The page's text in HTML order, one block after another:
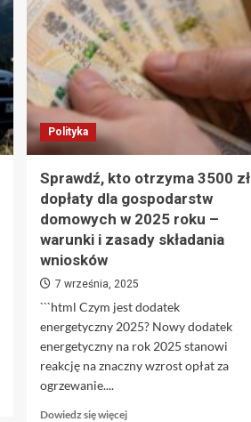
Polityka
Sprawdź, kto otrzyma 3500 zł
dopłaty dla gospodarstw
domowych w 2025 roku –
warunki i zasady składania
wniosków
7 września, 2025
```html Czym jest dodatek
energetyczny 2025? Nowy dodatek
energetyczny na rok 2025 stanowi
reakcję na znaczny wzrost opłat za
ogrzewanie....
Dowiedz się więcejDowiedz